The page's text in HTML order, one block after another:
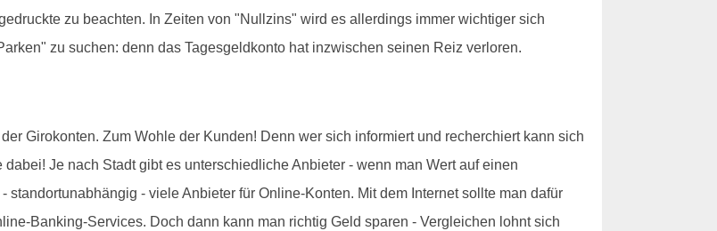
zu beachten. In Zeiten von "Nullzins" wird es allerdings immer wichtiger sich
zu suchen: denn das Tagesgeldkonto hat inzwischen seinen Reiz verloren.
Girokonten. Zum Wohle der Kunden! Denn wer sich informiert und recherchiert kann sich
Je nach Stadt gibt es unterschiedliche Anbieter - wenn man Wert auf einen
standortunabhängig - viele Anbieter für Online-Konten. Mit dem Internet sollte man dafür
Banking-Services. Doch dann kann man richtig Geld sparen - Vergleichen lohnt sich